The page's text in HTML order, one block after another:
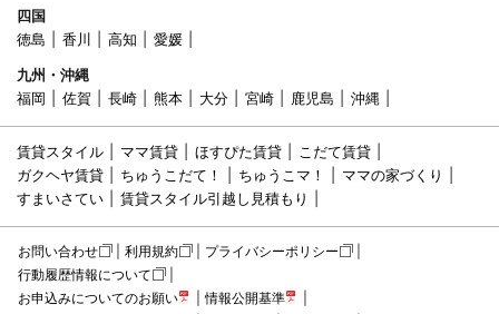
四国
徳島
香川 高知
愛媛
九州・沖縄
福岡
佐賀 長崎 熊本 大分 宮崎 鹿児島 沖縄
賃貸スタイル ママ賃貸 ほすぴた賃貸
こだて賃貸
ガクヘヤ賃貸
ちゅうこだて！ ちゅうこマ！
ママの家づくり
すまいさてい
賃貸スタイル引越し見積もり
お問い合わせ 利用規約
プライバシーポリシー
行動履歴情報について
お申込みについてのお願い
情報公開基準